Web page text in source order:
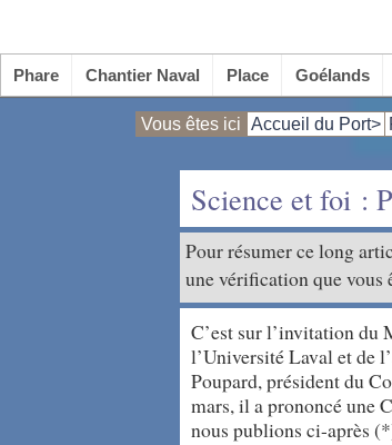
Phare Chantier Naval Place Goélands
Vous êtes ici Accueil du Port>
Science et foi :
Pour résumer ce long
une vérification que vous
C’est sur l’invitation du
l’Université Laval et de
Poupard, président du
mars, il a prononcé une
nous publions ci-après